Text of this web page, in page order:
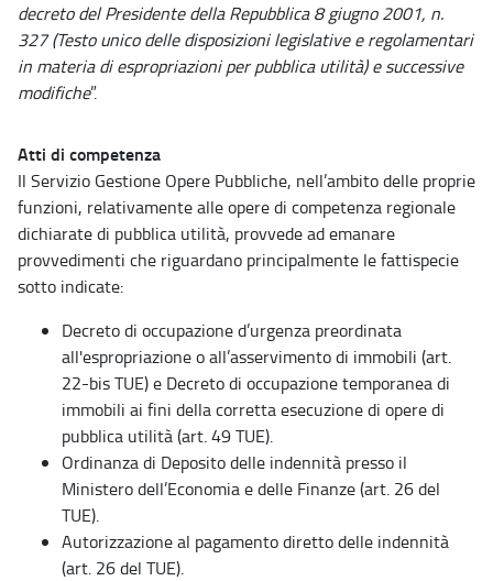
decreto del Presidente della Repubblica 8 giugno 2001, n.
327 (Testo unico delle disposizioni legislative e regolamentari
in materia di espropriazioni per pubblica utilità) e successive
modifiche”.
Atti di competenza
Il Servizio Gestione Opere Pubbliche, nell’ambito delle proprie
funzioni, relativamente alle opere di competenza regionale
dichiarate di pubblica utilità, provvede ad emanare
provvedimenti che riguardano principalmente le fattispecie
sotto indicate:
Decreto di occupazione d’urgenza preordinata
all'espropriazione o all’asservimento di immobili (art.
22-bis TUE) e Decreto di occupazione temporanea di
immobili ai fini della corretta esecuzione di opere di
pubblica utilità (art. 49 TUE).
Ordinanza di Deposito delle indennità presso il
Ministero dell’Economia e delle Finanze (art. 26 del
TUE).
Autorizzazione al pagamento diretto delle indennità
(art. 26 del TUE).